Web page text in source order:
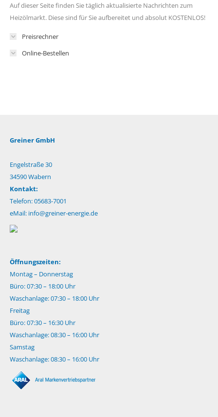
Auf dieser Seite finden Sie täglich aktualisierte Nachrichten zum
Heizölmarkt. Diese sind für Sie aufbereitet und absolut KOSTENLOS!
Preisrechner
Online-Bestellen
Greiner GmbH
Engelstraße 30
34590 Wabern
Kontakt:
Telefon: 05683-7001
eMail: info@greiner-energie.de
Öffnungszeiten:
Montag – Donnerstag
Büro: 07:30 – 18:00 Uhr
Waschanlage: 07:30 – 18:00 Uhr
Freitag
Büro: 07:30 – 16:30 Uhr
Waschanlage: 08:30 – 16:00 Uhr
Samstag
Waschanlage: 08:30 – 16:00 Uhr